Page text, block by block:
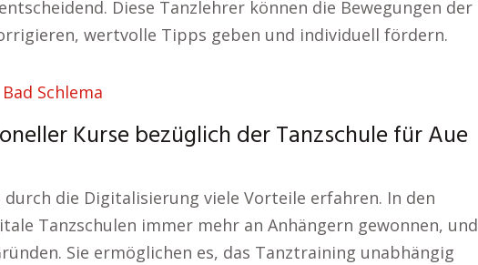
Diese Tanzlehrer können die Bewegungen der
wertvolle Tipps geben und individuell fördern.
Kurse bezüglich der Tanzschule für Aue
durch die Digitalisierung viele Vorteile erfahren. In den
Tanzschulen immer mehr an Anhängern gewonnen, und
Sie ermöglichen es, das Tanztraining unabhängig